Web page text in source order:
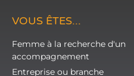
VOUS ÊTES...
Femme à la recherche d'un
accompagnement
Entreprise ou branche